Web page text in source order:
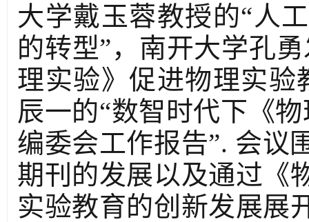
大学戴玉蓉教授的“人
的转型”，南开大学孔
理实验》促进物理实验
辰一的“数智时代下《
编委会工作报告”. 会议
期刊的发展以及通过《
实验教育的创新发展展